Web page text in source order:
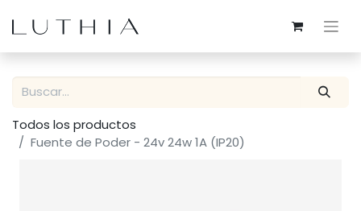
Todos los productos
Fuente de Poder - 24v 24w 1A (IP20)